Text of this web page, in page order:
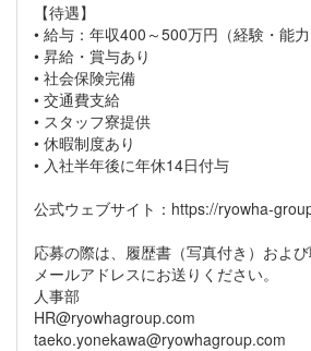
【待遇】
• 給与：年収400～500万円（経験・能力
• 昇給・賞与あり
• 社会保険完備
• 交通費支給
• スタッフ寮提供
• 休暇制度あり
• 入社半年後に年休14日付与
公式ウェブサイト：https://ryowha-
応募の際は、履歴書（写真付き）およ
メールアドレスにお送りください。
人事部
HR@ryowhagroup.com
taeko.yonekawa@ryowhagroup.com